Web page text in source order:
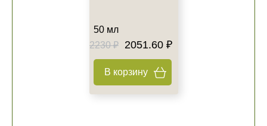
50 мл
2230 ₽
2051.60 ₽
В корзину